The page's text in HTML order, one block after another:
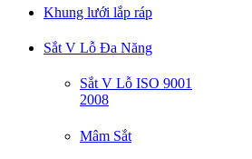
Khung lưới lắp ráp
Sắt V Lỗ Đa Năng
Sắt V Lỗ ISO 9001
2008
Mâm Sắt